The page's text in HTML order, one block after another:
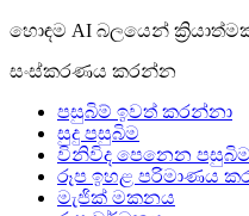
හොඳම AI බලයෙන්
සංස්කරණය කරන්න
පසුබිම් ඉවත් කරන්නා
සුදු පසුබිම
විනිවිද පෙනෙන පසුබිම
රූප ඉහළ පරිමාණය
මැජික් මකනය